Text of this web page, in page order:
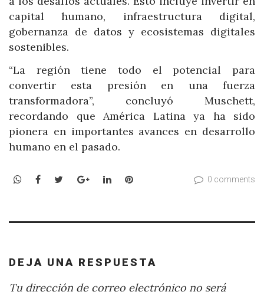
capital humano, infraestructura digital,
gobernanza de datos y ecosistemas digitales
sostenibles.
“La región tiene todo el potencial para
convertir esta presión en una fuerza
transformadora”, concluyó Muschett,
recordando que América Latina ya ha sido
pionera en importantes avances en desarrollo
humano en el pasado.
WhatsApp
Facebook
TwitterGoogle+LinkedInPinterest 0 comments
DEJA UNA RESPUESTA
Tu dirección de correo electrónico no será